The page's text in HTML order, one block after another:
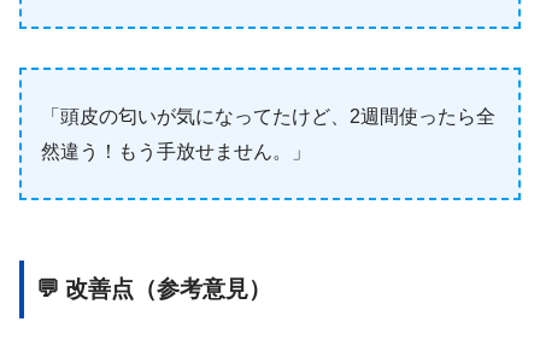
「頭皮の匂いが気になってたけど、2週間使ったら全
然違う！もう手放せません。」
💬 改善点（参考意見）